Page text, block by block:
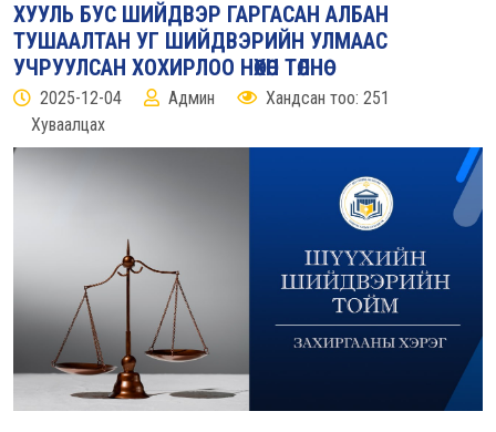
ХУУЛЬ БУС ШИЙДВЭР ГАРГАСАН АЛБАН
ТУШААЛТАН УГ ШИЙДВЭРИЙН УЛМААС
УЧРУУЛСАН ХОХИРЛОО НӨХӨН ТӨЛНӨ
2025-12-04 Админ
Хандсан тоо: 251
Хуваалцах